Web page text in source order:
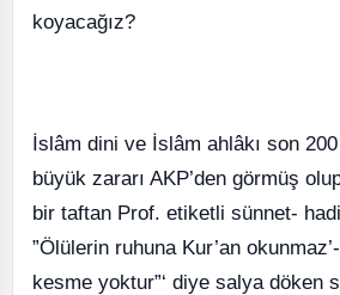
koyacağız?
İslâm dini ve İslâm ahlâkı son
büyük zararı AKP’den görmüş
bir taftan Prof. etiketli sünnet-
”Ölülerin ruhuna Kur’an
kesme yoktur”‘ diye salya döken